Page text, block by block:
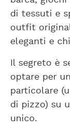
di tessuti e
outfit
eleganti e
Il segreto è
optare per
particolare
di pizzo) su
unico.